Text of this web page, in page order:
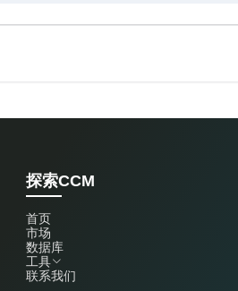
探索CCM
首页
市场
数据库
工具
联系我们